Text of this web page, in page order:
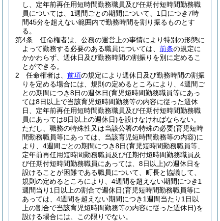
し、定年前再任用短時間勤務職員及び任期付短時間勤務職
員については、1週間ごとの期間について、1日につき7時
間45分を超えない範囲内で勤務時間を割り振るものとす
る。
第4条
任命権者は、公務の運営上の事情により特別の形態に
よって勤務する必要のある職員については、 前条の規定に
かかわらず、週休日及び勤務時間の割振りを別に定めるこ
とができる。
2
任命権者は、 前項の規定により週休日及び勤務時間の割振
りを定める場合には、規則の定めるところにより、4週間ご
との期間につき8日の週休日(育児短時間勤務職員等にあっ
ては8日以上で当該育児短時間勤務等の内容に従った週休
日、定年前再任用短時間勤務職員及び任期付短時間勤務職
員にあっては8日以上の週休日)を設けなければならない。
ただし、職務の特殊性又は当該公署の特殊の必要(育児短時
間勤務職員等にあっては、当該育児短時間勤務等の内容)に
より、4週間ごとの期間につき8日(育児短時間勤務職員等、
定年前再任用短時間勤務職員及び任期付短時間勤務職員及
び任期付短時間勤務職員にあっては、8日以上)の週休日を
設けることが困難である職員について、町長と協議して、
規則の定めるところにより、4週間を超えない期間につき1
週間当り1日以上の割合で週休日(育児短時間勤務職員等に
あっては、4週間を超えない期間につき1週間当たり1日以
上の割合で当該育児短時間勤務等の内容に従った週休日)を
設ける場合には、この限りでない。